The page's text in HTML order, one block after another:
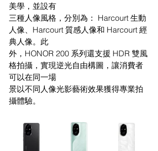
美學，並設有
三種人像風格，分別為： Harcourt 生動
人像、Harcourt 質感人像和 Harcourt 經
典人像。此
外，HONOR 200 系列還支援 HDR 雙風
格拍攝，實現逆光自由構圖，讓消費者
可以在同一場
景以不同人像光影藝術效果獲得專業拍
攝體驗。